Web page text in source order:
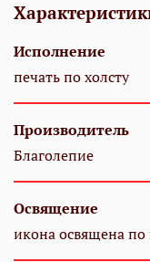
Исполнение
печать по холсту
Производитель
Благолепие
Освящение
икона освящена